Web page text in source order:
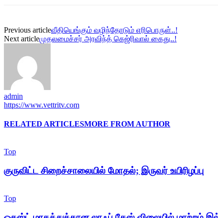
Previous articleவீதியெங்கும் வழிந்தோடும் எரிபொருள்..!
Next articleமுதலமைச்சர் அரவிந்த் கெஜ்ரிவால் கைது..!
admin
https://www.vettritv.com
RELATED ARTICLESMORE FROM AUTHOR
Top
குருவிட்ட சிறைச்சாலையில் மோதல்; இருவர் உயிரிழப்பு
Top